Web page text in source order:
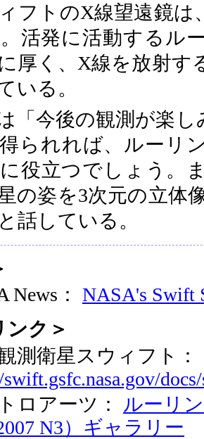
フトのX線望遠鏡
活発に活動するル
厚く、X線を放射す
いる。
「今後の観測が楽
られれば、ルーリ
役立つでしょう。
の姿を3次元の立体
話している。
News： NASA's Swift
ンク＞
測衛星スウィフト：
ロアーツ： ルーリ
N3）ギャラリー